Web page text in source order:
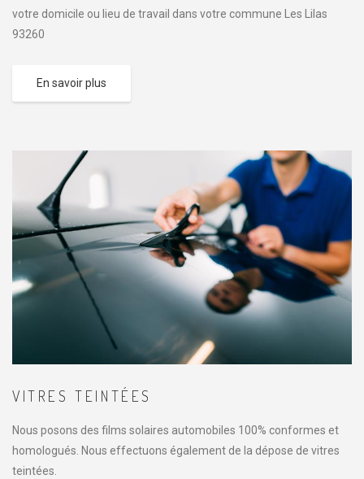
votre domicile ou lieu de travail dans votre commune Les Lilas
93260
En savoir plus
VITRES TEINTÉES
Nous posons des films solaires automobiles 100% conformes et
homologués. Nous effectuons également de la dépose de vitres
teintées.